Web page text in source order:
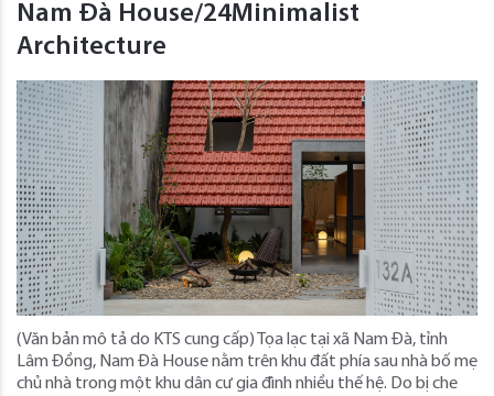
Nam Đà House/24Minimalist
Architecture
(Văn bản mô tả do KTS cung cấp) Tọa lạc tại xã Nam Đà, tỉnh
Lâm Đồng, Nam Đà House nằm trên khu đất phía sau nhà bố mẹ
chủ nhà trong một khu dân cư gia đình nhiều thế hệ. Do bị che